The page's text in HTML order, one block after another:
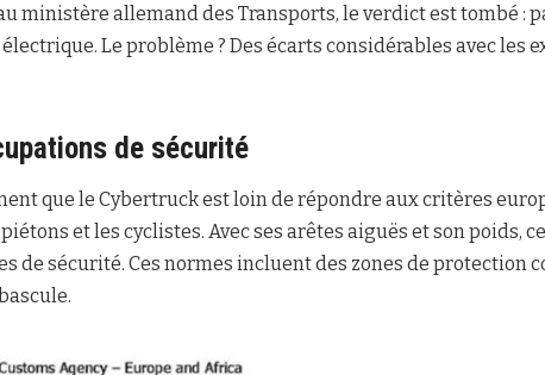
ministère allemand des Transports, le verdict est tombé :
Le problème ? Des écarts considérables avec les
de sécurité
que le Cybertruck est loin de répondre aux critères
et les cyclistes. Avec ses arêtes aiguës et son poids,
de sécurité. Ces normes incluent des zones de protection